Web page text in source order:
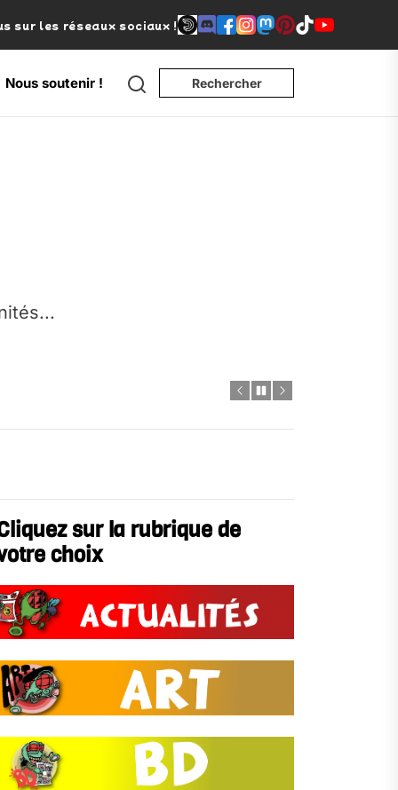
sur les réseaux sociaux !
Nous soutenir ! Search Rechercher
sur la rubrique de
choix